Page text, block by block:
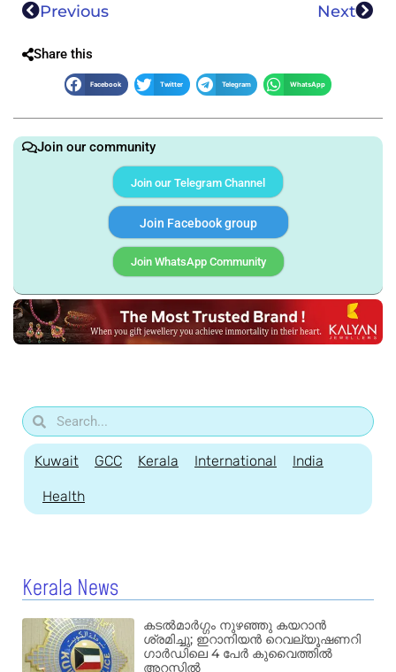
Previous Next
Share this
Facebook Twitter Telegram WhatsApp
Join our community
Join our Telegram Channel
Join Facebook group
Join WhatsApp Community
Kuwait GCC Kerala International India
Health
Kerala News
കടൽമാർഗ്ഗം നുഴഞ്ഞു കയറാൻ
ശ്രമിച്ചു; ഇറാനിയൻ റെവല്യൂഷണറി
ഗാർഡിലെ 4 പേർ കുവൈത്തിൽ
അറസ്റ്റിൽ